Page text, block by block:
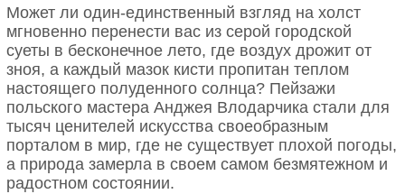
Может ли один-единственный взгляд на холст
мгновенно перенести вас из серой городской
суеты в бесконечное лето, где воздух дрожит от
зноя, а каждый мазок кисти пропитан теплом
настоящего полуденного солнца? Пейзажи
польского мастера Анджея Влодарчика стали для
тысяч ценителей искусства своеобразным
порталом в мир, где не существует плохой погоды,
а природа замерла в своем самом безмятежном и
радостном состоянии.